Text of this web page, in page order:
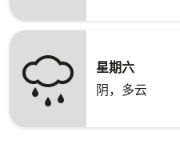
星期六
阴，多云